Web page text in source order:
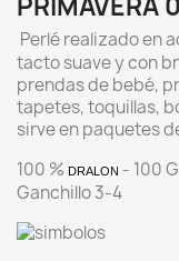
Perlé realizado en
tacto suave y con
prendas de bebé,
tapetes, toquillas,
sirve en paquetes
100 % DRALON - 100
Ganchillo 3-4